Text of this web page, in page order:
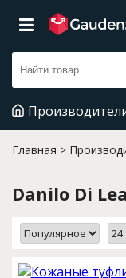
Главная
Danilo Di Lea